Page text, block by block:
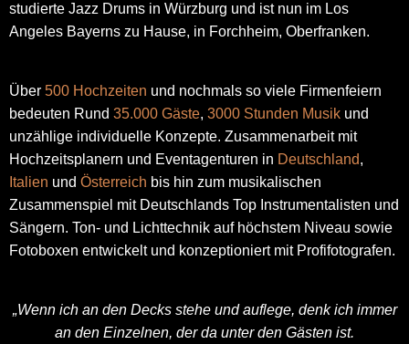
studierte Jazz Drums in Würzburg und ist nun im Los
Angeles Bayerns zu Hause, in Forchheim, Oberfranken.
Über 500 Hochzeiten und nochmals so viele Firmenfeiern
bedeuten Rund 35.000 Gäste, 3000 Stunden Musik und
unzählige individuelle Konzepte. Zusammenarbeit mit
Hochzeitsplanern und Eventagenturen in Deutschland,
Italien und Österreich bis hin zum musikalischen
Zusammenspiel mit Deutschlands Top Instrumentalisten und
Sängern. Ton- und Lichttechnik auf höchstem Niveau sowie
Fotoboxen entwickelt und konzeptioniert mit Profifotografen.
„Wenn ich an den Decks stehe und auflege, denk ich immer
an den Einzelnen, der da unter den Gästen ist.